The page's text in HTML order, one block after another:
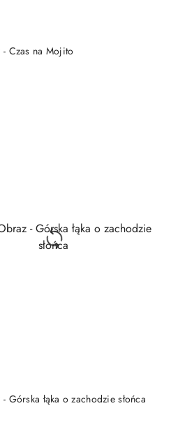
Zegar Obraz - Czas na Mojito
DO KOSZYKA
Zegar Obraz - Górska łąka o zachodzie słońca
DO KOSZYKA